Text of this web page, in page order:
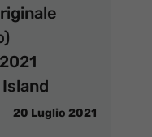
20 Luglio 2021